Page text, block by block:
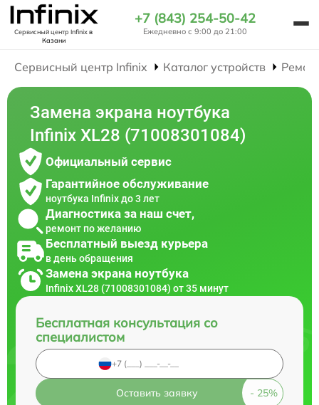
Сервисный центр Infinixв
Казани
+7 (843) 254-50-42
Ежедневно с 9:00 до 21:00
Сервисный центр Infinix Каталог устройств
Замена экрана ноутбука
Infinix XL28 (71008301084)
Официальный сервис
Гарантийное обслуживание
ноутбука Infinix до 3 лет
Диагностика за наш счет,
ремонт по желанию
Бесплатный выезд курьера
в день обращения
Замена экрана ноутбука
Infinix XL28 (71008301084) от 35 минут
Бесплатная консультация со
специалистом
Оставить заявку